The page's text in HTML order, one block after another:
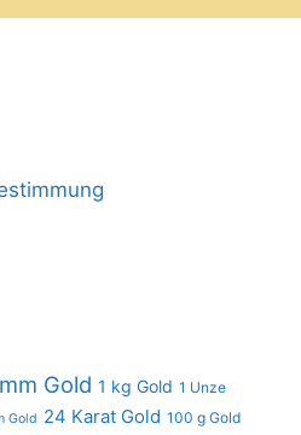
Gold 1 kg Gold 1 Unze
Gold 24 Karat Gold 100 g Gold